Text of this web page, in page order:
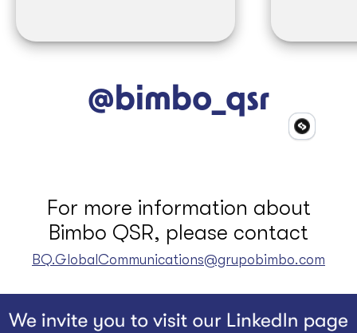
@bimbo_qsr
For more information about
Bimbo QSR, please contact
BQ.GlobalCommunications@grupobimbo.com